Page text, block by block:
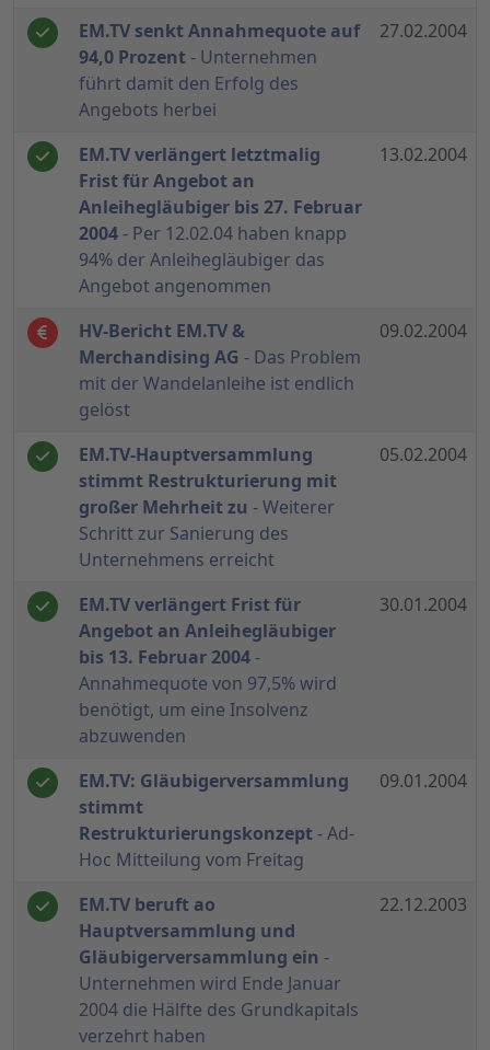
EM.TV senkt Annahmequote auf
94,0 Prozent - Unternehmen
führt damit den Erfolg des
Angebots herbei
27.02.2004
EM.TV verlängert letztmalig
Frist für Angebot an
Anleihegläubiger bis 27. Februar
2004- Per 12.02.04 haben knapp
94% der Anleihegläubiger das
Angebot angenommen
13.02.2004
HV-Bericht EM.TV &
Merchandising AG - Das Problem
mit der Wandelanleihe ist endlich
gelöst
09.02.2004
EM.TV-Hauptversammlung
stimmt Restrukturierung mit
großer Mehrheit zu - Weiterer
Schritt zur Sanierung des
Unternehmens erreicht
05.02.2004
EM.TV verlängert Frist für
Angebot an Anleihegläubiger
bis 13. Februar 2004 -
Annahmequote von 97,5% wird
benötigt, um eine Insolvenz
abzuwenden
30.01.2004
EM.TV: Gläubigerversammlung
stimmt
Restrukturierungskonzept- Ad-
Hoc Mitteilung vom Freitag
09.01.2004
EM.TV beruft ao
Hauptversammlung und
Gläubigerversammlung ein -
Unternehmen wird Ende Januar
2004 die Hälfte des Grundkapitals
verzehrt haben
22.12.2003